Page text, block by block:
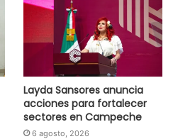
Layda Sansores anuncia
acciones para fortalecer
sectores en Campeche
6 agosto, 2026